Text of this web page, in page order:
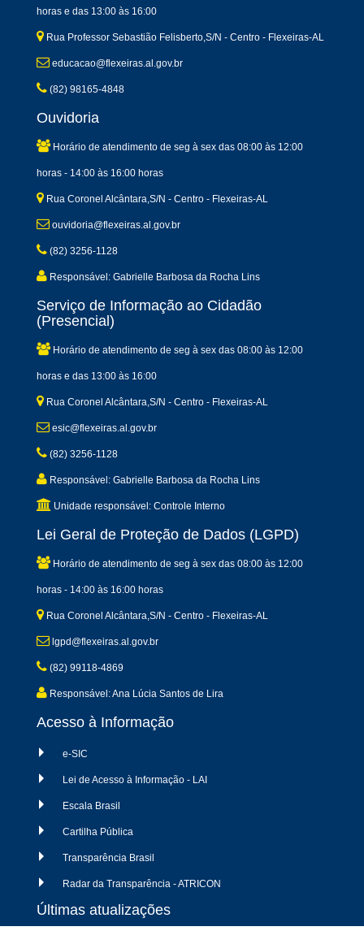
horas e das 13:00 às 16:00
Rua Professor Sebastião Felisberto,S/N - Centro - Flexeiras-AL
educacao@flexeiras.al.gov.br
(82) 98165-4848
Ouvidoria
Horário de atendimento de seg à sex das 08:00 às 12:00
horas - 14:00 às 16:00 horas
Rua Coronel Alcântara,S/N - Centro - Flexeiras-AL
ouvidoria@flexeiras.al.gov.br
(82) 3256-1128
Responsável: Gabrielle Barbosa da Rocha Lins
Serviço de Informação ao Cidadão
(Presencial)
Horário de atendimento de seg à sex das 08:00 às 12:00
horas e das 13:00 às 16:00
Rua Coronel Alcântara,S/N - Centro - Flexeiras-AL
esic@flexeiras.al.gov.br
(82) 3256-1128
Responsável: Gabrielle Barbosa da Rocha Lins
Unidade responsável: Controle Interno
Lei Geral de Proteção de Dados (LGPD)
Horário de atendimento de seg à sex das 08:00 às 12:00
horas - 14:00 às 16:00 horas
Rua Coronel Alcântara,S/N - Centro - Flexeiras-AL
lgpd@flexeiras.al.gov.br
(82) 99118-4869
Responsável: Ana Lúcia Santos de Lira
Acesso à Informação
e-SIC
Lei de Acesso à Informação - LAI
Escala Brasil
Cartilha Pública
Transparência Brasil
Radar da Transparência - ATRICON
Últimas atualizações